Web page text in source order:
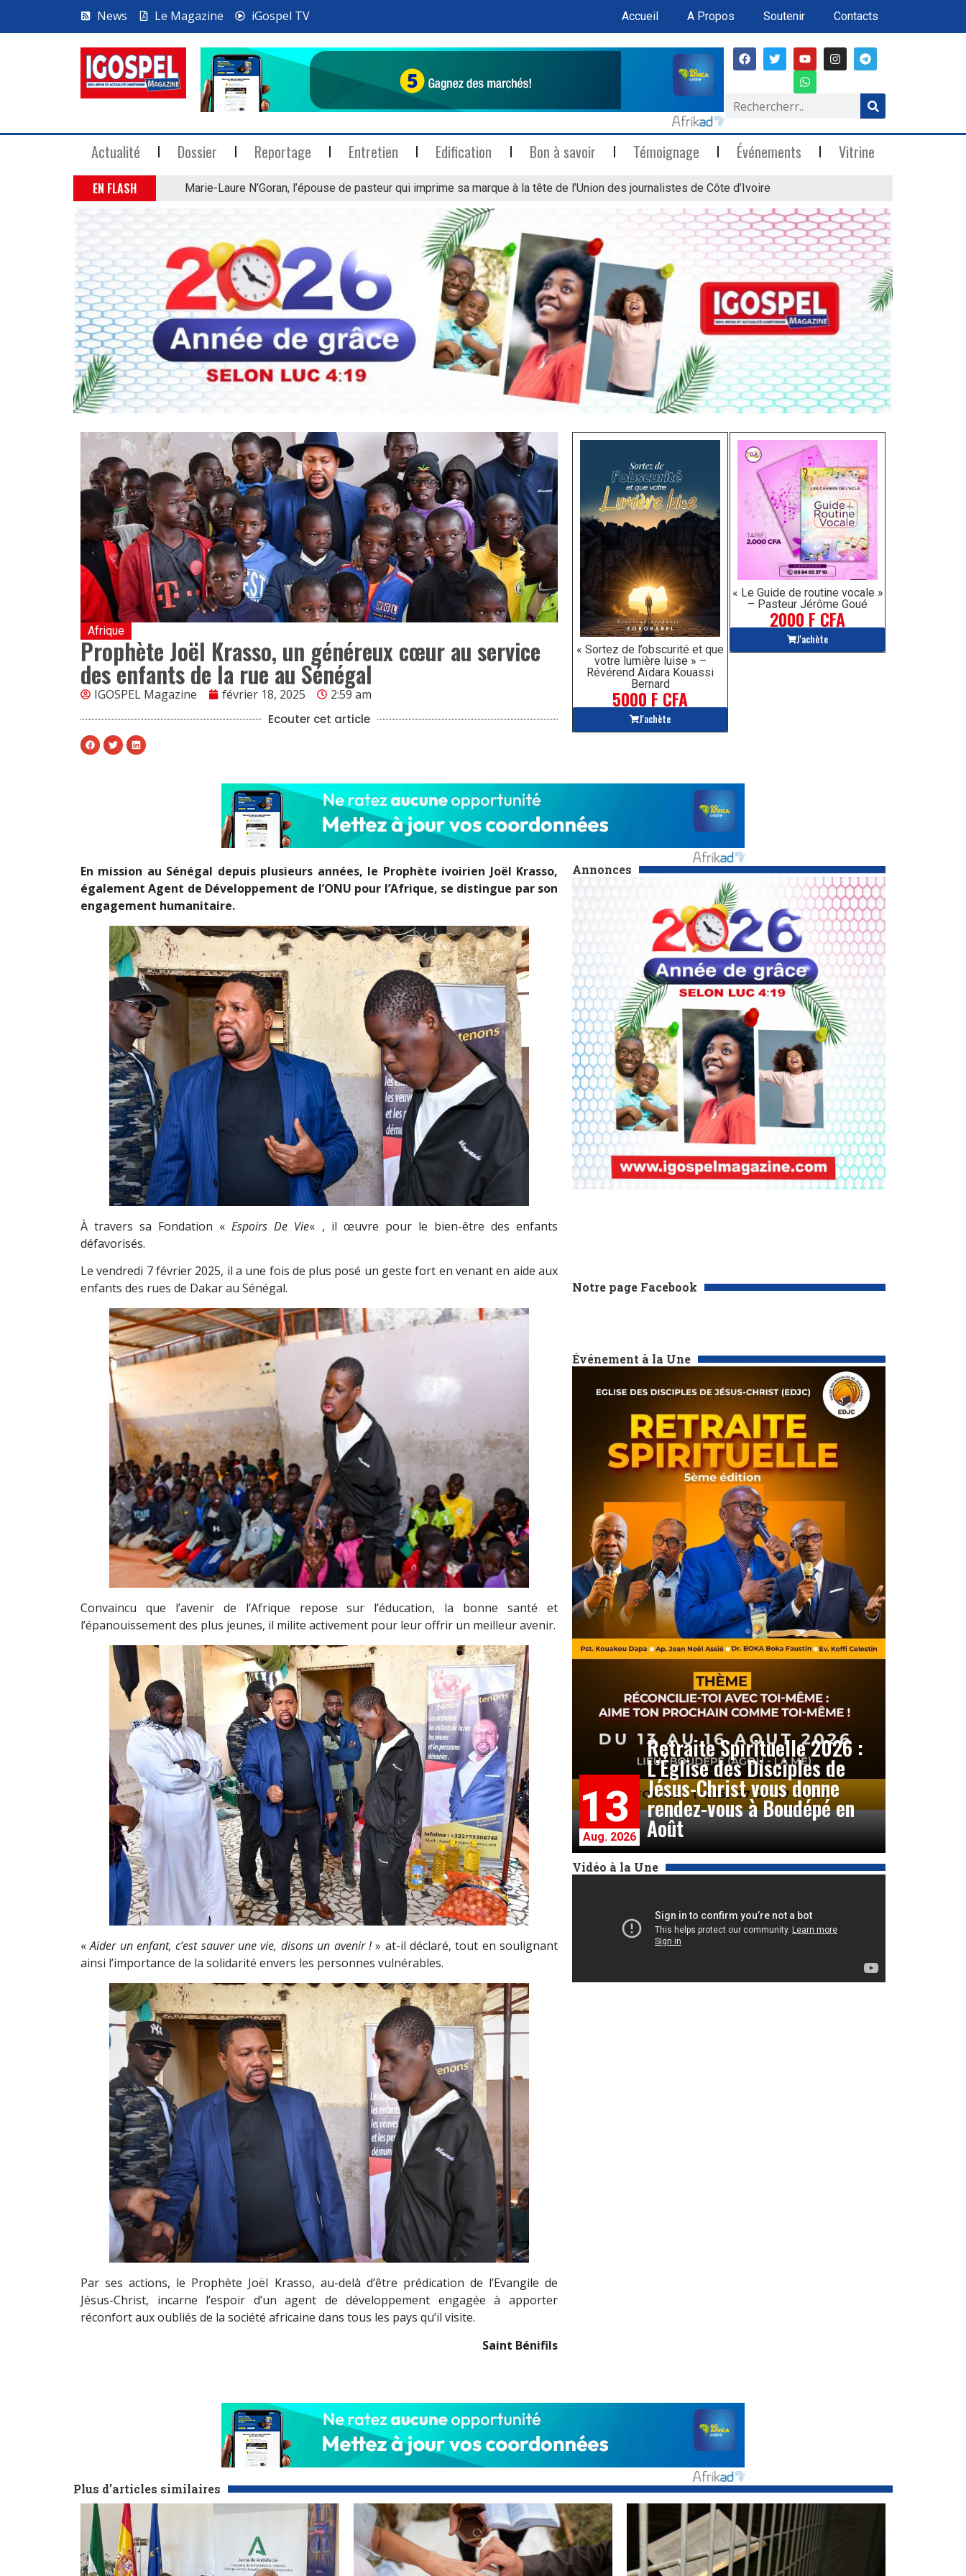
News Le Magazine iGospel TV Accueil A Propos Soutenir Contacts
Actualité Dossier Reportage Entretien Edification Bon à savoir Témoignage Événements Vitrine
EN FLASH Marie-Laure N’Goran, l’épouse de pasteur qui imprime sa marque à la tête de l’Union des journalistes de Côte d’Ivoire
« Sortez de l’obscurité et que
votre lumière luise » –
Révérend Aïdara Kouassi
Bernard
5000 F CFA
J'achète
« Le Guide de routine vocale »
– Pasteur Jérôme Goué
2000 F CFA
J'achète
Afrique
Prophète Joël Krasso, un généreux cœur au service
des enfants de la rue au Sénégal
IGOSPEL Magazine février 18, 2025 2:59 am
Ecouter cet article
Annonces
Notre page Facebook
Événement à la Une
13
Aug. 2026
Retraite Spirituelle 2026 :
L’Église des Disciples de
Jésus-Christ vous donne
rendez-vous à Boudépé en
Août
Vidéo à la Une
En mission au Sénégal depuis plusieurs années, le Prophète ivoirien Joël Krasso,
également Agent de Développement de l’ONU pour l’Afrique, se distingue par son
engagement humanitaire.
À travers sa Fondation «Espoirs De Vie« , il œuvre pour le bien-être des enfants
défavorisés.
Le vendredi 7 février 2025, il a une fois de plus posé un geste fort en venant en aide aux
enfants des rues de Dakar au Sénégal.
Convaincu que l’avenir de l’Afrique repose sur l’éducation, la bonne santé et
l’épanouissement des plus jeunes, il milite activement pour leur offrir un meilleur avenir.
«Aider un enfant, c’est sauver une vie, disons un avenir !» at-il déclaré, tout en soulignant
ainsi l’importance de la solidarité envers les personnes vulnérables.
Par ses actions, le Prophète Joël Krasso, au-delà d’être prédication de l’Evangile de
Jésus-Christ, incarne l’espoir d’un agent de développement engagée à apporter
réconfort aux oubliés de la société africaine dans tous les pays qu’il visite.
Saint Bénifils
Plus d'articles similaires